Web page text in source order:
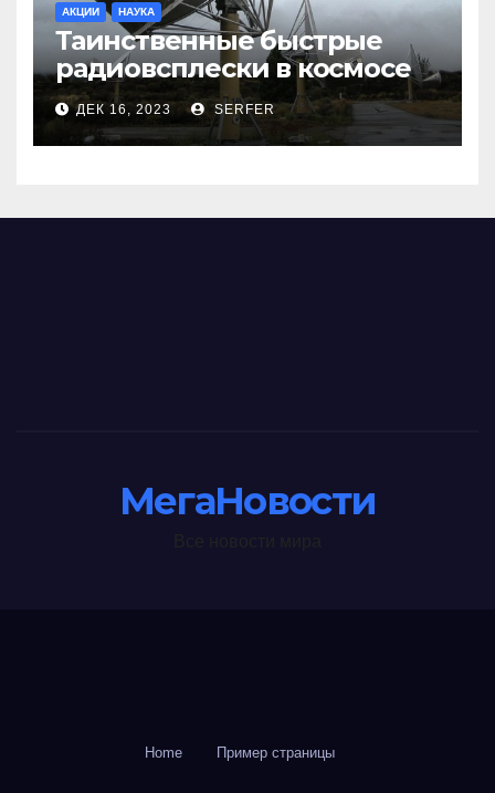
АКЦИИ НАУКА
Таинственные быстрые
радиовсплески в космосе
сделались все более
странными
ДЕК 16, 2023 SERFER
МегаНовости
Home Пример страницы